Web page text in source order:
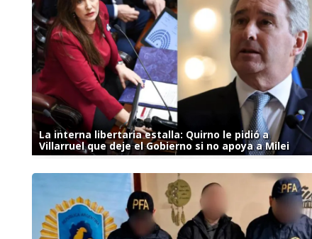
La interna libertaria estalla: Quirno le pidió a
Villarruel que deje el Gobierno si no apoya a Milei